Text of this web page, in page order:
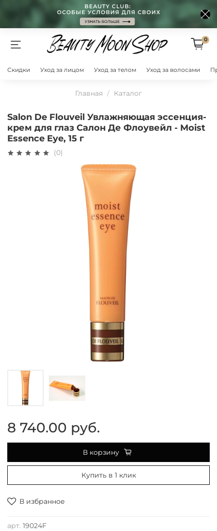
0
Скидки Уход за лицом Уход за телом Уход за волосами
Главная Каталог
Salon De Flouveil Увлажняющая эссенция-
крем для глаз Салон Де Флоувейл - Moist
Essence Eye, 15 г
(0)
В избранное
арт. 19024F
8 740.00 руб.
В корзину
Купить в 1 клик